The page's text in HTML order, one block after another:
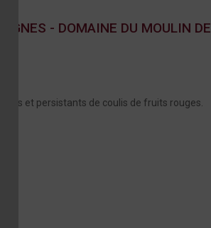
- DOMAINE DU MOULIN DE
et persistants de coulis de fruits rouges.